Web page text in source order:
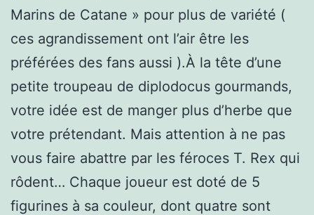
Marins de Catane » pour plus de variété (
ces agrandissement ont l’air être les
préférées des fans aussi ).À la tête d’une
petite troupeau de diplodocus gourmands,
votre idée est de manger plus d’herbe que
votre prétendant. Mais attention à ne pas
vous faire abattre par les féroces T. Rex qui
rôdent… Chaque joueur est doté de 5
figurines à sa couleur, dont quatre sont